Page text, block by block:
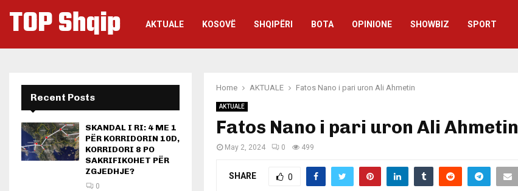
TOP Shqip AKTUALE KOSOVË SHQIPËRI BOTA OPINIONE SHOWBIZ SPORT
Home AKTUALE Fatos Nano i pari uron Ali Ahmetin
AKTUALE
Fatos Nano i pari uron Ali Ahmetin
May 2, 2024 0 499
SHARE 0
Recent Posts
SKANDAL I RI: 4 ME 1
PËR KORRIDORIN 10D,
KORRIDORI 8 PO
SAKRIFIKOHET PËR
ZGJEDHJE?
0